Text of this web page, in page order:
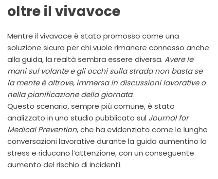
oltre il vivavoce
Mentre il vivavoce è stato promosso come una
soluzione sicura per chi vuole rimanere connesso anche
alla guida, la realtà sembra essere diversa. Avere le
mani sul volante e gli occhi sulla strada non basta se
la mente è altrove, immersa in discussioni lavorative o
nella pianificazione della giornata.
Questo scenario, sempre più comune, è stato
analizzato in uno studio pubblicato sul Journal for
Medical Prevention, che ha evidenziato come le lunghe
conversazioni lavorative durante la guida aumentino lo
stress e riducano l’attenzione, con un conseguente
aumento del rischio di incidenti.